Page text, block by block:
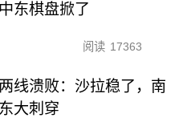
东棋盘掀了
阅读 17363
线溃败：沙拉稳了，南
大刺穿